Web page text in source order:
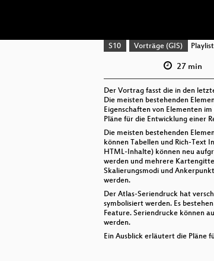
S10 Vorträge (GIS)
27 min
Der Vortrag fasst die in den
Die meisten bestehenden
Eigenschaften von Elementen
Pläne für die Entwicklung einer
Die meisten bestehenden
können Tabellen und Rich-Text
HTML-Inhalte) können neu
werden und mehrere
Skalierungsmodi und
werden.
Der Atlas-Seriendruck hat
symbolisiert werden. Es
Feature. Seriendrucke können
werden.
Ein Ausblick erläutert die Pläne